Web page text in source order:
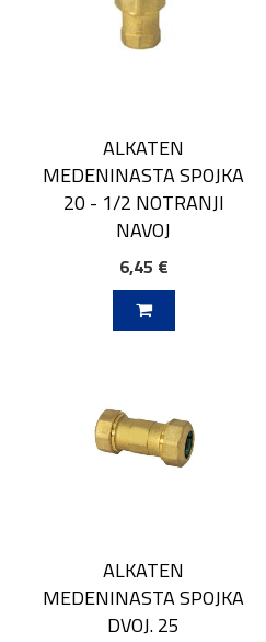
ALKATEN
MEDENINASTA SPOJKA
20 - 1/2 NOTRANJI
NAVOJ
6,45 €
ALKATEN
MEDENINASTA SPOJKA
DVOJ. 25